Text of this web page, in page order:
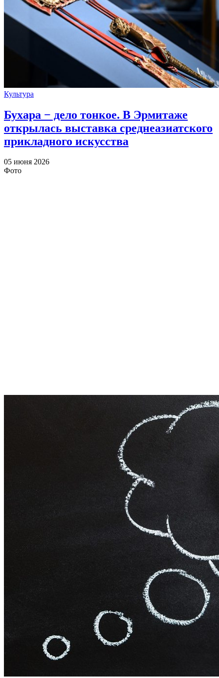
Культура
Бухара − дело тонкое. В Эрмитаже
открылась выставка среднеазиатского
прикладного искусства
05 июня 2026
Фото